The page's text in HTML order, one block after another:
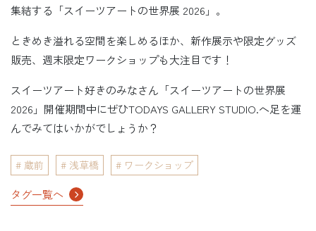
集結する「スイーツアートの世界展 2026」。
ときめき溢れる空間を楽しめるほか、新作展示や限定グッズ
販売、週末限定ワークショップも大注目です！
スイーツアート好きのみなさん「スイーツアートの世界展
2026」開催期間中にぜひTODAYS GALLERY STUDIO.へ足を運
んでみてはいかがでしょうか？
蔵前 浅草橋 ワークショップ
タグ一覧へ